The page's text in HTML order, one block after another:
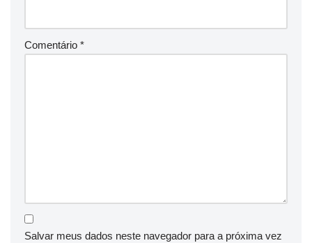
Comentário *
Salvar meus dados neste navegador para a próxima vez